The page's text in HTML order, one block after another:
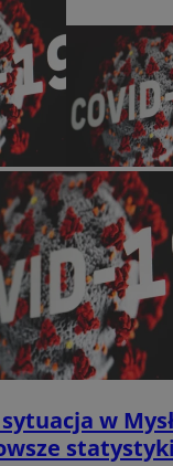
w
statystyki